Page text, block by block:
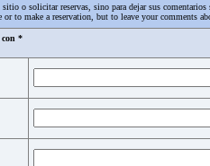
o solicitar reservas, sino para dejar sus
to make a reservation, but to leave your comments
con *